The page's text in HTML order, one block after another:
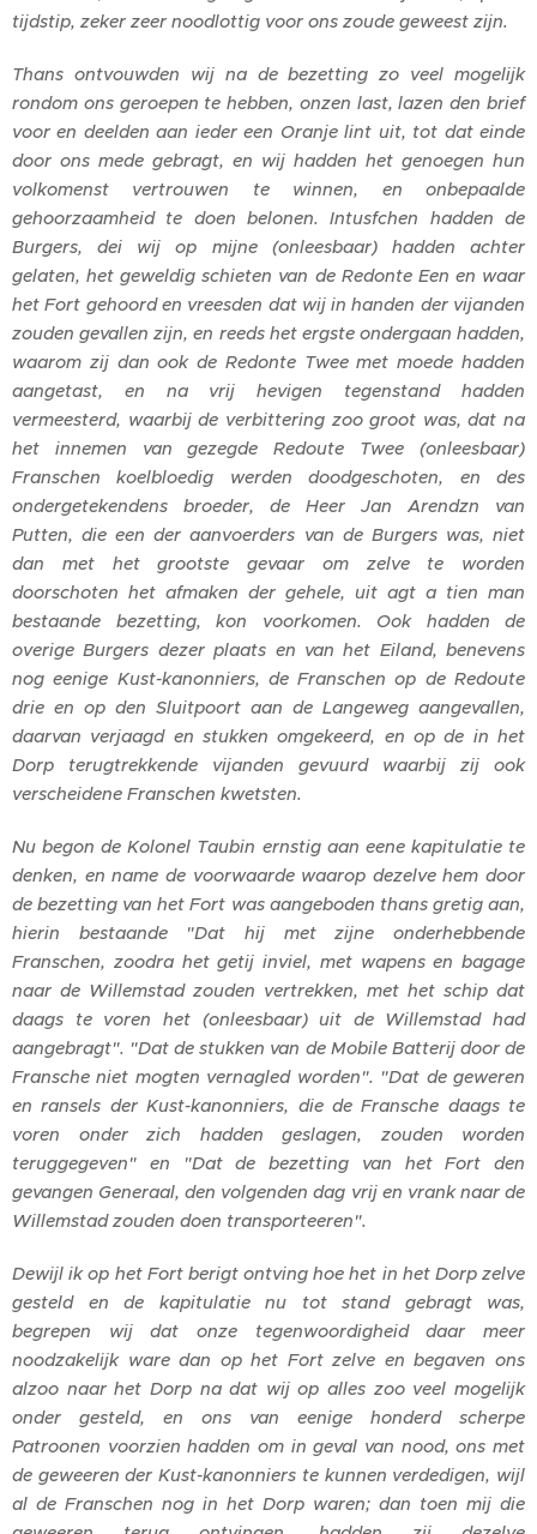
tijdstip, zeker zeer noodlottig voor ons zoude geweest zijn.
Thans ontvouwden wij na de bezetting zo veel mogelijk
rondom ons geroepen te hebben, onzen last, lazen den brief
voor en deelden aan ieder een Oranje lint uit, tot dat einde
door ons mede gebragt, en wij hadden het genoegen hun
volkomenst vertrouwen te winnen, en onbepaalde
gehoorzaamheid te doen belonen. Intusfchen hadden de
Burgers, dei wij op mijne (onleesbaar) hadden achter
gelaten, het geweldig schieten van de Redonte Een en waar
het Fort gehoord en vreesden dat wij in handen der vijanden
zouden gevallen zijn, en reeds het ergste ondergaan hadden,
waarom zij dan ook de Redonte Twee met moede hadden
aangetast, en na vrij hevigen tegenstand hadden
vermeesterd, waarbij de verbittering zoo groot was, dat na
het innemen van gezegde Redoute Twee (onleesbaar)
Franschen koelbloedig werden doodgeschoten, en des
ondergetekendens broeder, de Heer Jan Arendzn van
Putten, die een der aanvoerders van de Burgers was, niet
dan met het grootste gevaar om zelve te worden
doorschoten het afmaken der gehele, uit agt a tien man
bestaande bezetting, kon voorkomen. Ook hadden de
overige Burgers dezer plaats en van het Eiland, benevens
nog eenige Kust-kanonniers, de Franschen op de Redoute
drie en op den Sluitpoort aan de Langeweg aangevallen,
daarvan verjaagd en stukken omgekeerd, en op de in het
Dorp terugtrekkende vijanden gevuurd waarbij zij ook
verscheidene Franschen kwetsten.
Nu begon de Kolonel Taubin ernstig aan eene kapitulatie te
denken, en name de voorwaarde waarop dezelve hem door
de bezetting van het Fort was aangeboden thans gretig aan,
hierin bestaande "Dat hij met zijne onderhebbende
Franschen, zoodra het getij inviel, met wapens en bagage
naar de Willemstad zouden vertrekken, met het schip dat
daags te voren het (onleesbaar) uit de Willemstad had
aangebragt". "Dat de stukken van de Mobile Batterij door de
Fransche niet mogten vernagled worden". "Dat de geweren
en ransels der Kust-kanonniers, die de Fransche daags te
voren onder zich hadden geslagen, zouden worden
teruggegeven" en "Dat de bezetting van het Fort den
gevangen Generaal, den volgenden dag vrij en vrank naar de
Willemstad zouden doen transporteeren".
Dewijl ik op het Fort berigt ontving hoe het in het Dorp zelve
gesteld en de kapitulatie nu tot stand gebragt was,
begrepen wij dat onze tegenwoordigheid daar meer
noodzakelijk ware dan op het Fort zelve en begaven ons
alzoo naar het Dorp na dat wij op alles zoo veel mogelijk
onder gesteld, en ons van eenige honderd scherpe
Patroonen voorzien hadden om in geval van nood, ons met
de geweeren der Kust-kanonniers te kunnen verdedigen, wijl
al de Franschen nog in het Dorp waren; dan toen mij die